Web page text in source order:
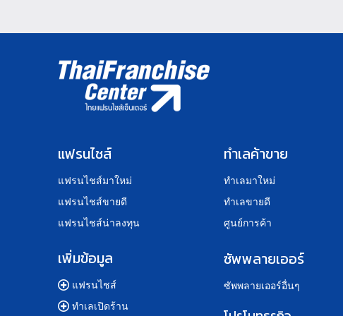
แฟรนไชส์
แฟรนไชส์มาใหม่
แฟรนไชส์ขายดี
แฟรนไชส์น่าลงทุน
เพิ่มข้อมูล
แฟรนไชส์
ทำเลเปิดร้าน
ทำเลค้าขาย
ทำเลมาใหม่
ทำเลขายดี
ศูนย์การค้า
ซัพพลายเออร์
ซัพพลายเออร์อื่นๆ